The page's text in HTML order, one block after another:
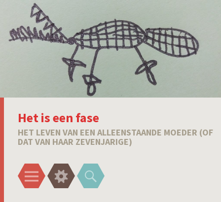
Het is een fase
HET LEVEN VAN EEN ALLEENSTAANDE MOEDER (OF
DAT VAN HAAR ZEVENJARIGE)
Menu Widgets Zoeken